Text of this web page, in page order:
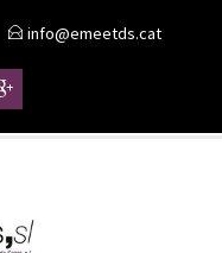
info@emeetds.cat